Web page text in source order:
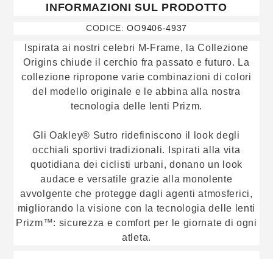
INFORMAZIONI SUL PRODOTTO
CODICE: OO9406-4937
Ispirata ai nostri celebri M-Frame, la Collezione
Origins chiude il cerchio fra passato e futuro. La
collezione ripropone varie combinazioni di colori
del modello originale e le abbina alla nostra
tecnologia delle lenti Prizm.
Gli Oakley® Sutro ridefiniscono il look degli
occhiali sportivi tradizionali. Ispirati alla vita
quotidiana dei ciclisti urbani, donano un look
audace e versatile grazie alla monolente
avvolgente che protegge dagli agenti atmosferici,
migliorando la visione con la tecnologia delle lenti
Prizm™: sicurezza e comfort per le giornate di ogni
atleta.